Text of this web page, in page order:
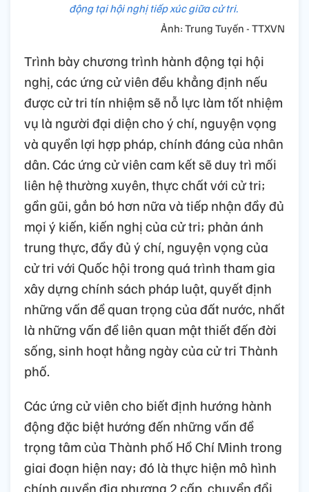
động tại hội nghị tiếp xúc giữa cử tri.
Ảnh: Trung Tuyến - TTXVN
Trình bày chương trình hành động tại hội
nghị, các ứng cử viên đều khẳng định nếu
được cử tri tín nhiệm sẽ nỗ lực làm tốt nhiệm
vụ là người đại diện cho ý chí, nguyện vọng
và quyền lợi hợp pháp, chính đáng của nhân
dân. Các ứng cử viên cam kết sẽ duy trì mối
liên hệ thường xuyên, thực chất với cử tri;
gần gũi, gắn bó hơn nữa và tiếp nhận đầy đủ
mọi ý kiến, kiến nghị của cử tri; phản ánh
trung thực, đầy đủ ý chí, nguyện vọng của
cử tri với Quốc hội trong quá trình tham gia
xây dựng chính sách pháp luật, quyết định
những vấn đề quan trọng của đất nước, nhất
là những vấn đề liên quan mật thiết đến đời
sống, sinh hoạt hằng ngày của cử tri Thành
phố.
Các ứng cử viên cho biết định hướng hành
động đặc biệt hướng đến những vấn đề
trọng tâm của Thành phố Hồ Chí Minh trong
giai đoạn hiện nay; đó là thực hiện mô hình
chính quyền địa phương 2 cấp, chuyển đổi